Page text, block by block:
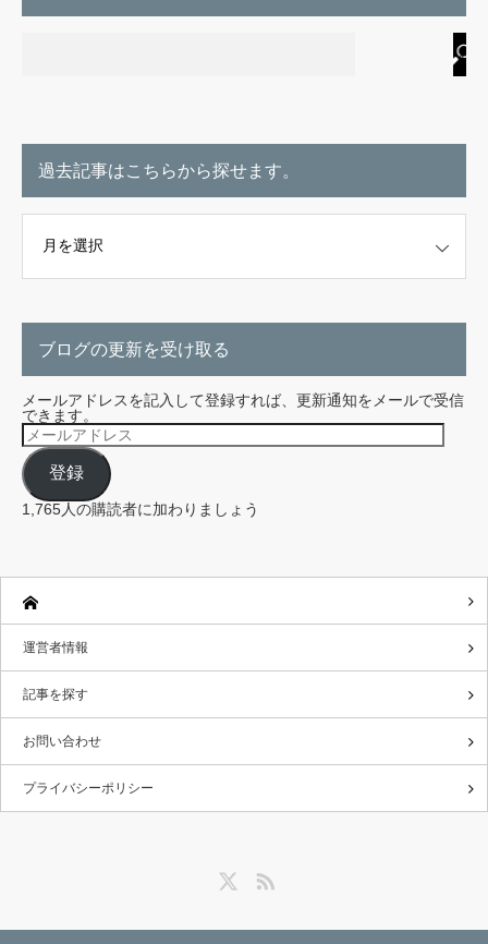
過去記事はこちらから探せます。
ブログの更新を受け取る
メールアドレスを記入して登録すれば、更新通知をメールで受信
できます。
メ
ー
ル
ア
ド
レ
ス
登録
1,765人の購読者に加わりましょう
運営者情報
記事を探す
お問い合わせ
プライバシーポリシー